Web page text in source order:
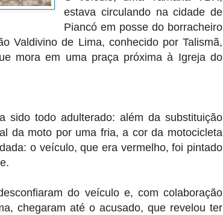
estava circulando na cidade de
Piancó em posse do borracheiro
Valdivino de Lima, conhecido por Talismã,
mora em uma praça próxima à Igreja do
sido todo adulterado: além da substituição
da moto por uma fria, a cor da motocicleta
o veículo, que era vermelho, foi pintado
do veículo e, com colaboração
chegaram até o acusado, que revelou ter